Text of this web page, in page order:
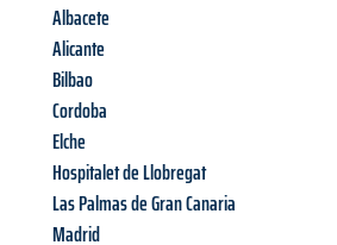
Albacete
Alicante
Bilbao
Cordoba
Elche
Hospitalet de Llobregat
Las Palmas de Gran Canaria
Madrid